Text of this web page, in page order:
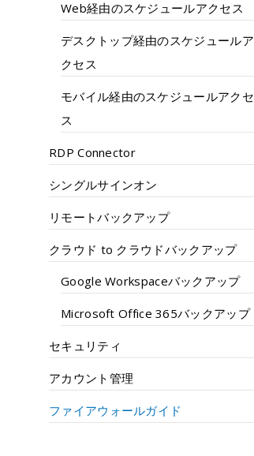
Web経由のスケジュールアクセス
デスクトップ経由のスケジュールア
クセス
モバイル経由のスケジュールアクセ
ス
RDP Connector
シングルサインオン
リモートバックアップ
クラウド to クラウドバックアップ
Google Workspaceバックアップ
Microsoft Office 365バックアップ
セキュリティ
アカウント管理
ファイアウォールガイド